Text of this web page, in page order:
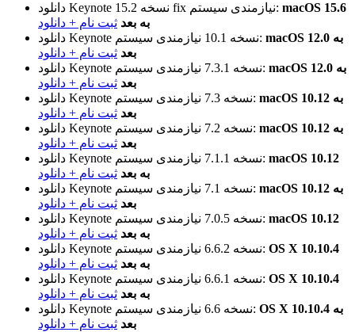
دانلود Keynote نسخه 15.2 fix نیازمندی سیستم: macOS 15.6
به بعد ثبت نام + دانلود
دانلود Keynote
نسخه 10.1نیازمندی سیستم: macOS 12.0 به
بعد ثبت نام + دانلود
دانلود Keynote
نسخه 7.3.1نیازمندی سیستم: macOS 12.0 به
بعد ثبت نام + دانلود
دانلود Keynote
نسخه 7.3نیازمندی سیستم: macOS 10.12 به
بعد ثبت نام + دانلود
دانلود Keynote
نسخه 7.2نیازمندی سیستم: macOS 10.12 به
بعد ثبت نام + دانلود
دانلود Keynote
نسخه 7.1.1نیازمندی سیستم: macOS 10.12
به بعد ثبت نام + دانلود
دانلود Keynote
نسخه 7.1نیازمندی سیستم: macOS 10.12 به
بعد ثبت نام + دانلود
دانلود Keynote
نسخه 7.0.5نیازمندی سیستم: macOS 10.12
به بعد ثبت نام + دانلود
دانلود Keynote
نسخه 6.6.2نیازمندی سیستم: OS X 10.10.4
به بعد ثبت نام + دانلود
دانلود Keynote
نسخه 6.6.1نیازمندی سیستم: OS X 10.10.4
به بعد ثبت نام + دانلود
دانلود Keynote
نسخه 6.6نیازمندی سیستم: OS X 10.10.4 به
بعد ثبت نام + دانلود